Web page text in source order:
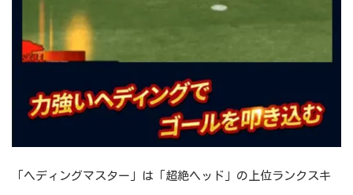
「ヘディングマスター」は「超絶ヘッド」の上位ランクスキ